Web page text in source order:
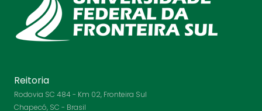
Reitoria
Rodovia SC 484 - Km 02, Fronteira Sul
Chapecó, SC - Brasil